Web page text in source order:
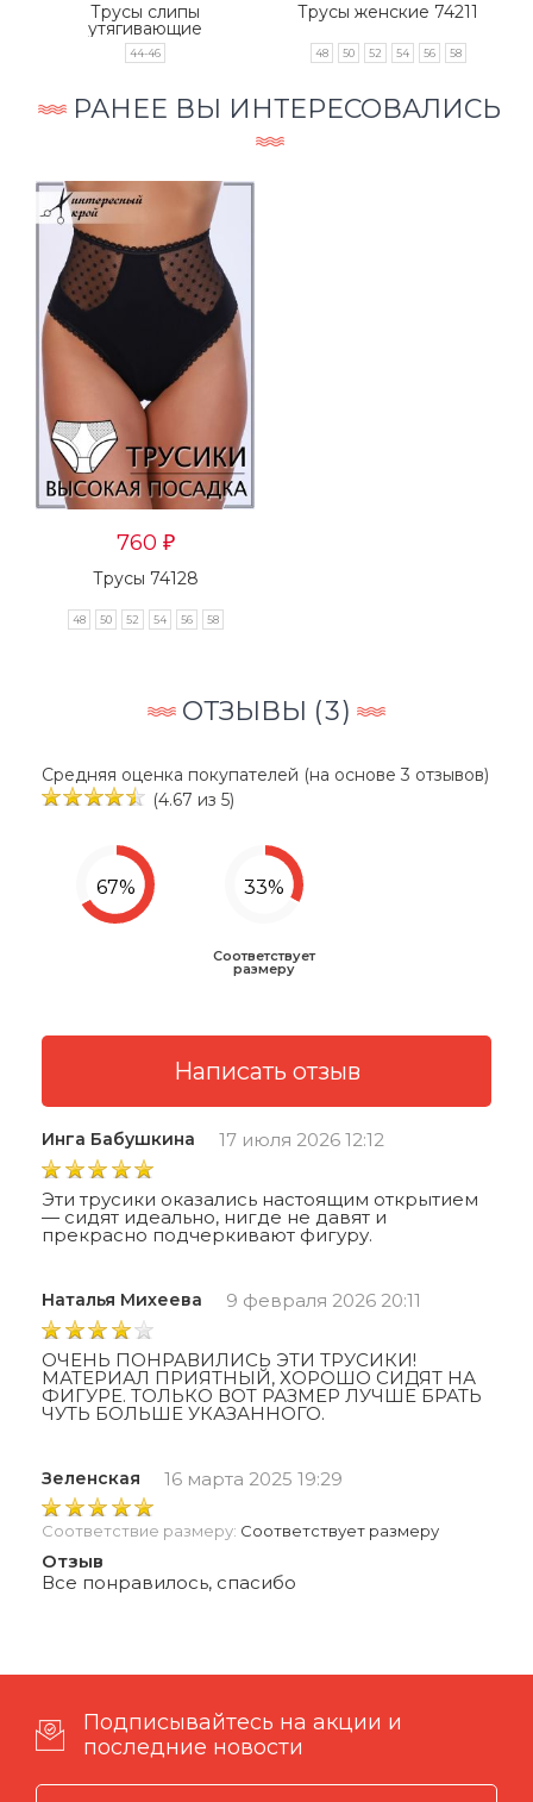
Трусы слипы
утягивающие
HoneyFormat 727
44-46
Трусы женские 74211
48 50 52 54 56 58
РАНЕЕ ВЫ ИНТЕРЕСОВАЛИСЬ
760 ₽
Трусы 74128
48 50 52 54 56 58
ОТЗЫВЫ (3)
Средняя оценка покупателей (на основе 3 отзывов)
(4.67 из 5)
Соответствует
размеру
Инга Бабушкина 17 июля 2026 12:12
Эти трусики оказались настоящим открытием
— сидят идеально, нигде не давят и
прекрасно подчеркивают фигуру.
Наталья Михеева 9 февраля 2026 20:11
ОЧЕНЬ ПОНРАВИЛИСЬ ЭТИ ТРУСИКИ!
МАТЕРИАЛ ПРИЯТНЫЙ, ХОРОШО СИДЯТ НА
ФИГУРЕ. ТОЛЬКО ВОТ РАЗМЕР ЛУЧШЕ БРАТЬ
ЧУТЬ БОЛЬШЕ УКАЗАННОГО.
Зеленская 16 марта 2025 19:29
Соответствие размеру: Соответствует размеру
Отзыв
Все понравилось, спасибо
Подписывайтесь на акции и
последние новости